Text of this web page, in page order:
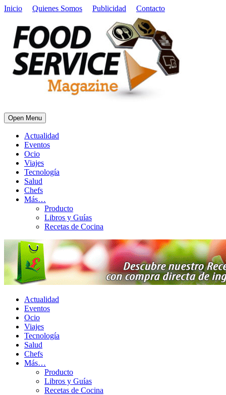
Inicio Quienes Somos Publicidad Contacto
Open Menu
Actualidad
Eventos
Ocio
Viajes
Tecnología
Salud
Chefs
Más…
Producto
Libros y Guías
Recetas de Cocina
Actualidad
Eventos
Ocio
Viajes
Tecnología
Salud
Chefs
Más…
Producto
Libros y Guías
Recetas de Cocina